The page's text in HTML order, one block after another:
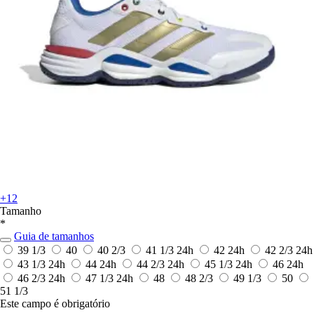
+12
Tamanho
*
Guia de tamanhos
39 1/3
40 40 2/3 41 1/3 24h 42 24h 42 2/3 24h
43 1/3 24h 44 24h 44 2/3 24h 45 1/3 24h 46 24h
46 2/3 24h 47 1/3 24h 48 48 2/3 49 1/3
50
51 1/3
Este campo é obrigatório